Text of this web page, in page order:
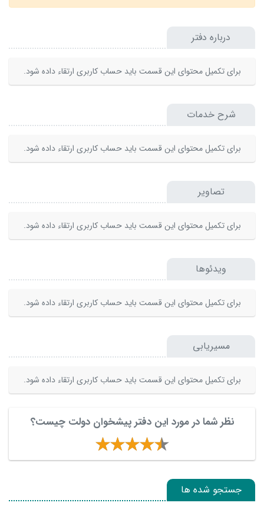
درباره دفتر
برای تکمیل محتوای این قسمت باید حساب کاربری ارتقاء داده شود.
شرح خدمات
برای تکمیل محتوای این قسمت باید حساب کاربری ارتقاء داده شود.
تصاویر
برای تکمیل محتوای این قسمت باید حساب کاربری ارتقاء داده شود.
ویدئوها
برای تکمیل محتوای این قسمت باید حساب کاربری ارتقاء داده شود.
مسیریابی
برای تکمیل محتوای این قسمت باید حساب کاربری ارتقاء داده شود.
نظر شما در مورد این دفتر پیشخوان دولت چیست؟
جستجو شده ها